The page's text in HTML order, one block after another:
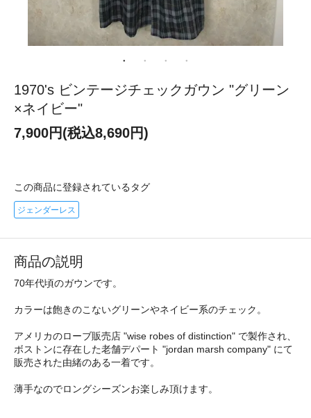
1970's ビンテージチェックガウン "グリーン
×ネイビー"
7,900円(税込8,690円)
この商品に登録されているタグ
ジェンダーレス
商品の説明
70年代頃のガウンです。
カラーは飽きのこないグリーンやネイビー系のチェック。
アメリカのローブ販売店 "wise robes of distinction" で製作され、
ボストンに存在した老舗デパート "jordan marsh company" にて
販売された由緒のある一着です。
薄手なのでロングシーズンお楽しみ頂けます。